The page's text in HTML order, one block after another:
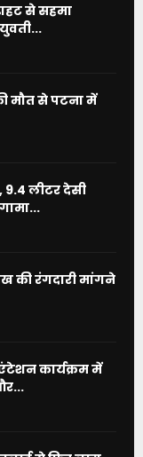
से सहमा
मौत से पटना में
9.4 लीटर देसी
की रंगदारी मांगने
कार्यक्रम में